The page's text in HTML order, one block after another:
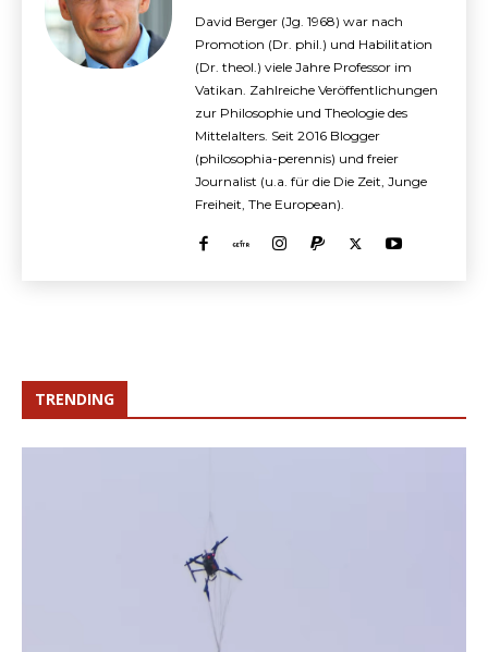
David Berger (Jg. 1968) war nach
Promotion (Dr. phil.) und Habilitation
(Dr. theol.) viele Jahre Professor im
Vatikan. Zahlreiche Veröffentlichungen
zur Philosophie und Theologie des
Mittelalters. Seit 2016 Blogger
(philosophia-perennis) und freier
Journalist (u.a. für die Die Zeit, Junge
Freiheit, The European).
TRENDING